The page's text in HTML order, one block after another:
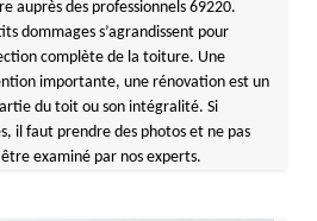
auprès des professionnels 69220.
dommages s’agrandissent pour
complète de la toiture. Une
importante, une rénovation est un
du toit ou son intégralité. Si
il faut prendre des photos et ne pas
examiné par nos experts.